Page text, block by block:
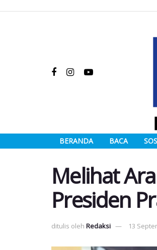
BERANDA BACA
Melihat
Presiden
ditulis oleh Redaksi 13